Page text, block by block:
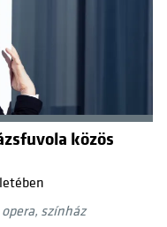
közös
színház